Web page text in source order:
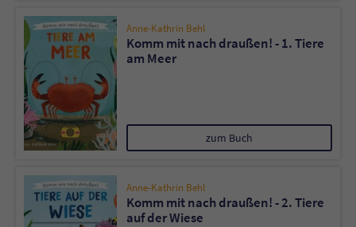
Anne-Kathrin Behl
Komm mit nach draußen! - 1. Tiere
am Meer
zum Buch
Anne-Kathrin Behl
Komm mit nach draußen! - 2. Tiere
auf der Wiese
Name tx_pwcomments_ahash
Anbieter Literatur-Couch Medien GmbH & Co. KG
Laufzeit 1 Jahr
Zweck Cookie für Kommentare einzelner Buchtitel
Name fe_typo_user